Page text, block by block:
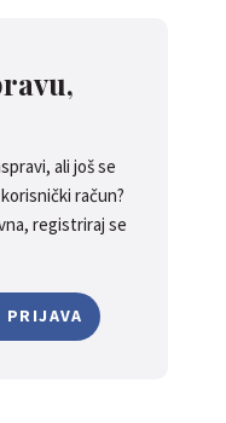
ali još se
račun?
registriraj se
PRIJAVA